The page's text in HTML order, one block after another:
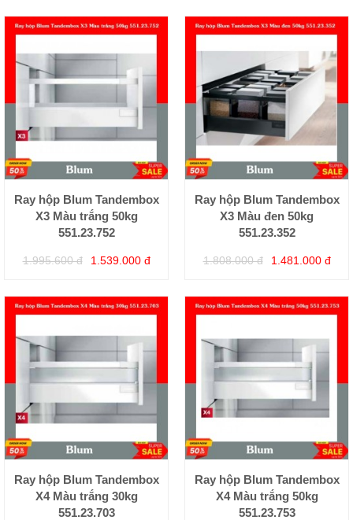
Ray hộp Blum Tandembox
X3 Màu trắng 50kg
551.23.752
1.995.600 đ 1.539.000 đ
Ray hộp Blum Tandembox
X3 Màu đen 50kg
551.23.352
1.808.000 đ 1.481.000 đ
Ray hộp Blum Tandembox
X4 Màu trắng 30kg
551.23.703
Ray hộp Blum Tandembox
X4 Màu trắng 50kg
551.23.753